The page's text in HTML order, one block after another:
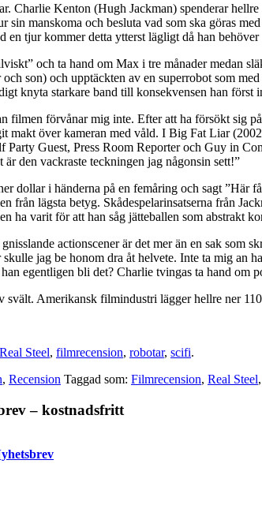
Charlie Kenton (Hugh Jackman) spenderar
sin manskoma och besluta vad som ska göras
en tjur kommer detta ytterst lägligt då han behöver
och ta hand om Max i tre månader medan
son) och upptäckten av en superrobot som
knyta starkare band till konsekvensen han först
filmen förvånar mig inte. Efter att ha försökt sig
makt över kameran med våld. I Big Fat Liar
Guest, Press Room Reporter och Guy in
den vackraste teckningen jag någonsin sett!”
dollar i händerna på en femåring och sagt
från lägsta betyg. Skådespelarinsatserna från
ha varit för att han såg jätteballen som abstrakt
actionscener är det mer än en sak som
jag be honom dra åt helvete. Inte ta mig an
egentligen bli det? Charlie tvingas ta hand om
Amerikansk filmindustri lägger hellre ner
Real Steel, filmrecension, robotar, scifi.
, Recension Taggad som: Filmrecension, Real Steel,
– kostnadsfritt